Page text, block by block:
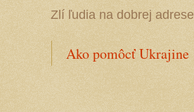
Zlí ľudia na dobrej adrese
Ako pomôcť Ukrajine